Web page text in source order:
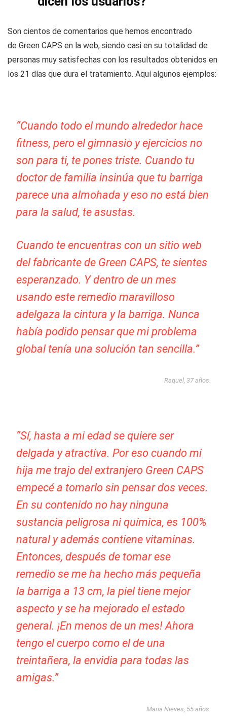
Son cientos de comentarios que hemos encontrado
de Green CAPS en la web, siendo casi en su totalidad de
personas muy satisfechas con los resultados obtenidos en
los 21 días que dura el tratamiento. Aquí algunos ejemplos:
“Cuando todo el mundo alrededor hace
fitness, pero el gimnasio y ejercicios no
son para ti, te pones triste. Cuando tu
doctor de familia insinúa que tu barriga
parece una almohada y eso no está bien
para la salud, te asustas.
Cuando te encuentras con un sitio web
del fabricante de Green CAPS, te sientes
esperanzado. Y dentro de un mes
usando este remedio maravilloso
adelgaza la cintura y la barriga. Nunca
había podido pensar que mi problema
global tenía una solución tan sencilla.”
Raquel, 37 años.
“Sí, hasta a mi edad se quiere ser
delgada y atractiva. Por eso cuando mi
hija me trajo del extranjero Green CAPS
empecé a tomarlo sin pensar dos veces.
En su contenido no hay ninguna
sustancia peligrosa ni química, es 100%
natural y además contiene vitaminas.
Entonces, después de tomar ese
remedio se me ha hecho más pequeña
la barriga a 13 cm, la piel tiene mejor
aspecto y se ha mejorado el estado
general. ¡En menos de un mes! Ahora
tengo el cuerpo como el de una
treintañera, la envidia para todas las
amigas.”
Maria Nieves, 55 años: